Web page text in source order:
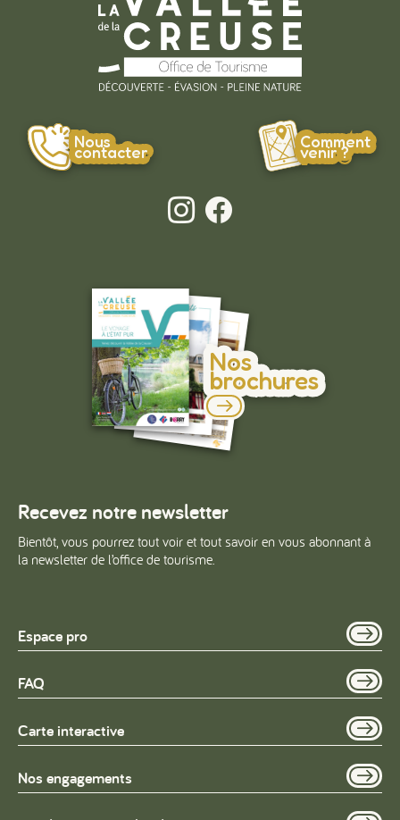
Nous
contacter
Comment
venir ?
Nos
brochures
Recevez notre newsletter
Bientôt, vous pourrez tout voir et tout savoir en vous abonnant à
la newsletter de l’office de tourisme.
Espace pro
FAQ
Carte interactive
Nos engagements